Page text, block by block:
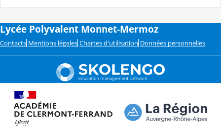
Lycée Polyvalent Monnet-Mermoz
Contacts Mentions légales Chartes d'utilisation Données personnelles